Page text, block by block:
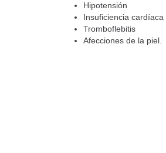
Hipotensión
Insuficiencia
Tromboflebitis
Afecciones de la piel.